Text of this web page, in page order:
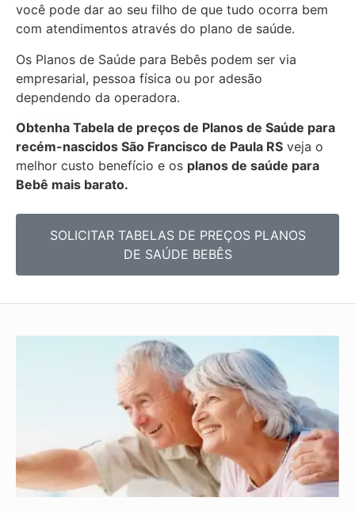
você pode dar ao seu filho de que tudo ocorra bem
com atendimentos através do plano de saúde.
Os Planos de Saúde para Bebês podem ser via
empresarial, pessoa física ou por adesão
dependendo da operadora.
Obtenha Tabela de preços de Planos de Saúde para
recém-nascidos São Francisco de Paula RS veja o
melhor custo benefício e os planos de saúde para
Bebê mais barato.
SOLICITAR TABELAS DE PREÇOS PLANOS
DE SAÚDE BEBÊS